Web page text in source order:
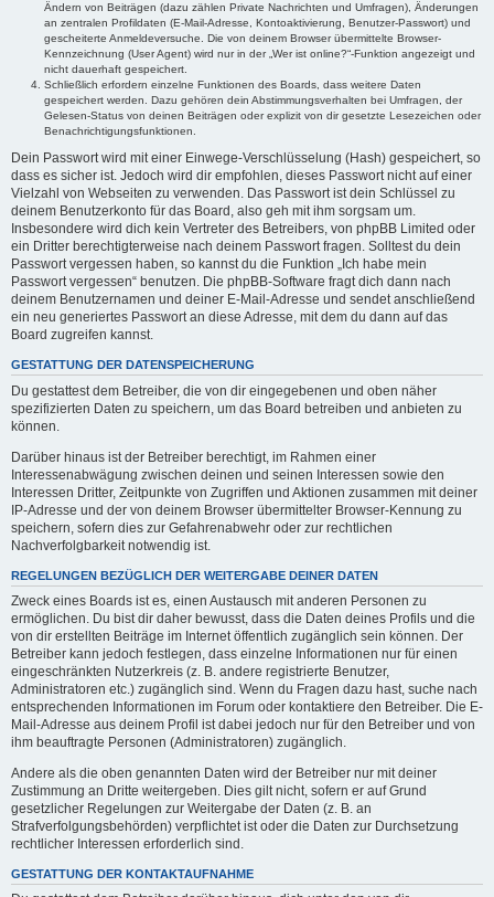
Ändern von Beiträgen (dazu zählen Private Nachrichten und Umfragen), Änderungen
an zentralen Profildaten (E-Mail-Adresse, Kontoaktivierung, Benutzer-Passwort) und
gescheiterte Anmeldeversuche. Die von deinem Browser übermittelte Browser-
Kennzeichnung (User Agent) wird nur in der „Wer ist online?“-Funktion angezeigt und
nicht dauerhaft gespeichert.
Schließlich erfordern einzelne Funktionen des Boards, dass weitere Daten
gespeichert werden. Dazu gehören dein Abstimmungsverhalten bei Umfragen, der
Gelesen-Status von deinen Beiträgen oder explizit von dir gesetzte Lesezeichen oder
Benachrichtigungsfunktionen.
Dein Passwort wird mit einer Einwege-Verschlüsselung (Hash) gespeichert, so
dass es sicher ist. Jedoch wird dir empfohlen, dieses Passwort nicht auf einer
Vielzahl von Webseiten zu verwenden. Das Passwort ist dein Schlüssel zu
deinem Benutzerkonto für das Board, also geh mit ihm sorgsam um.
Insbesondere wird dich kein Vertreter des Betreibers, von phpBB Limited oder
ein Dritter berechtigterweise nach deinem Passwort fragen. Solltest du dein
Passwort vergessen haben, so kannst du die Funktion „Ich habe mein
Passwort vergessen“ benutzen. Die phpBB-Software fragt dich dann nach
deinem Benutzernamen und deiner E-Mail-Adresse und sendet anschließend
ein neu generiertes Passwort an diese Adresse, mit dem du dann auf das
Board zugreifen kannst.
GESTATTUNG DER DATENSPEICHERUNG
Du gestattest dem Betreiber, die von dir eingegebenen und oben näher
spezifizierten Daten zu speichern, um das Board betreiben und anbieten zu
können.
Darüber hinaus ist der Betreiber berechtigt, im Rahmen einer
Interessenabwägung zwischen deinen und seinen Interessen sowie den
Interessen Dritter, Zeitpunkte von Zugriffen und Aktionen zusammen mit deiner
IP-Adresse und der von deinem Browser übermittelter Browser-Kennung zu
speichern, sofern dies zur Gefahrenabwehr oder zur rechtlichen
Nachverfolgbarkeit notwendig ist.
REGELUNGEN BEZÜGLICH DER WEITERGABE DEINER DATEN
Zweck eines Boards ist es, einen Austausch mit anderen Personen zu
ermöglichen. Du bist dir daher bewusst, dass die Daten deines Profils und die
von dir erstellten Beiträge im Internet öffentlich zugänglich sein können. Der
Betreiber kann jedoch festlegen, dass einzelne Informationen nur für einen
eingeschränkten Nutzerkreis (z. B. andere registrierte Benutzer,
Administratoren etc.) zugänglich sind. Wenn du Fragen dazu hast, suche nach
entsprechenden Informationen im Forum oder kontaktiere den Betreiber. Die E-
Mail-Adresse aus deinem Profil ist dabei jedoch nur für den Betreiber und von
ihm beauftragte Personen (Administratoren) zugänglich.
Andere als die oben genannten Daten wird der Betreiber nur mit deiner
Zustimmung an Dritte weitergeben. Dies gilt nicht, sofern er auf Grund
gesetzlicher Regelungen zur Weitergabe der Daten (z. B. an
Strafverfolgungsbehörden) verpflichtet ist oder die Daten zur Durchsetzung
rechtlicher Interessen erforderlich sind.
GESTATTUNG DER KONTAKTAUFNAHME